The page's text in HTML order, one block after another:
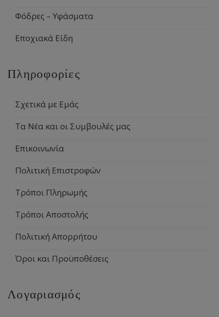
Φόδρες – Υφάσματα
Εποχιακά Είδη
Πληροφορίες
Σχετικά με Εμάς
Τα Νέα και οι Συμβουλές μας
Επικοινωνία
Πολιτική Επιστροφών
Τρόποι Πληρωμής
Τρόποι Αποστολής
Πολιτική Απορρήτου
Όροι και Προϋποθέσεις
Λογαριασμός